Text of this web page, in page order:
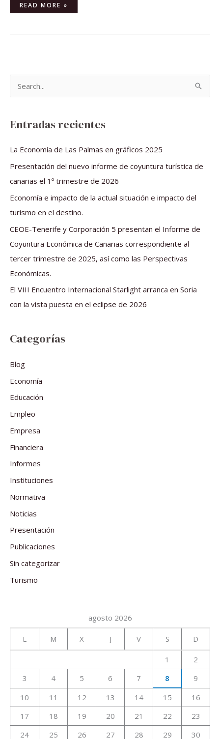
READ MORE »
a
r
Entradas recientes
La Economía de Las Palmas en gráficos 2025
Presentación del nuevo informe de coyuntura turística de
canarias el 1º trimestre de 2026
Economía e impacto de la actual situación e impacto del
turismo en el destino.
CEOE-Tenerife y Corporación 5 presentan el Informe de
Coyuntura Económica de Canarias correspondiente al
tercer trimestre de 2025, así como las Perspectivas
Económicas.
El VIII Encuentro Internacional Starlight arranca en Soria
con la vista puesta en el eclipse de 2026
Categorías
Blog
Economía
Educación
Empleo
Empresa
Financiera
Informes
Instituciones
Normativa
Noticias
Presentación
Publicaciones
Sin categorizar
Turismo
agosto 2026
L M X J V S D
1
2
3
4 5 6 7 8
9
10
11 12 13 14 15
16
17
18 19 20 21 22
23
24
25 26 27 28 29
30